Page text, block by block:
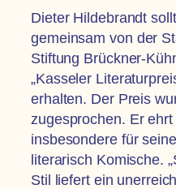
Dieter Hildebrandt
gemeinsam von der
Stiftung Brückner-
„Kasseler
erhalten. Der Preis
zugesprochen. Er
insbesondere für
literarisch Komische.
Stil liefert ein